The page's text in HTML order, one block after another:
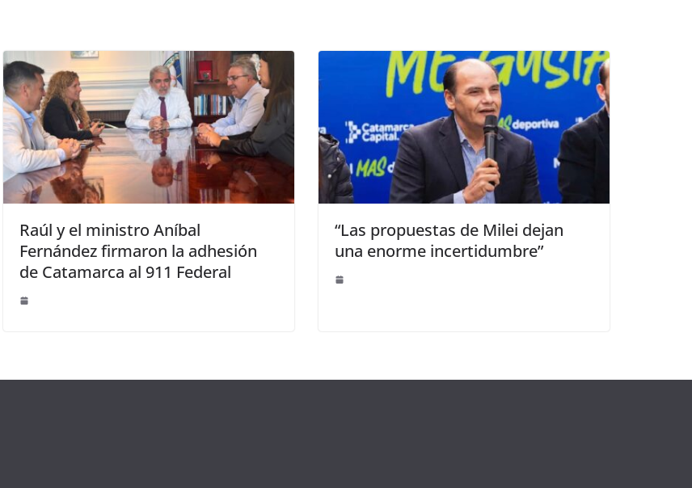
Raúl y el ministro Aníbal
Fernández firmaron la adhesión
de Catamarca al 911 Federal
“Las propuestas de Milei dejan
una enorme incertidumbre”